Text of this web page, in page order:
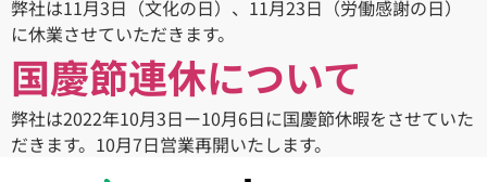
弊社は11月3日（文化の日）、11月23日（労働感謝の日）
に休業させていただきます。
国慶節連休について
弊社は2022年10月3日ー10月6日に国慶節休暇をさせていた
だきます。10月7日営業再開いたします。